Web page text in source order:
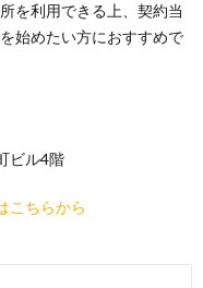
を利用できる上、契約当
始めたい方におすすめで
ビル4階
こちらから